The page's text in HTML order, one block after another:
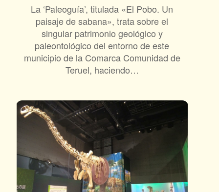
La ‘Paleoguía’, titulada «El Pobo. Un
paisaje de sabana», trata sobre el
singular patrimonio geológico y
paleontológico del entorno de este
municipio de la Comarca Comunidad de
Teruel, haciendo…